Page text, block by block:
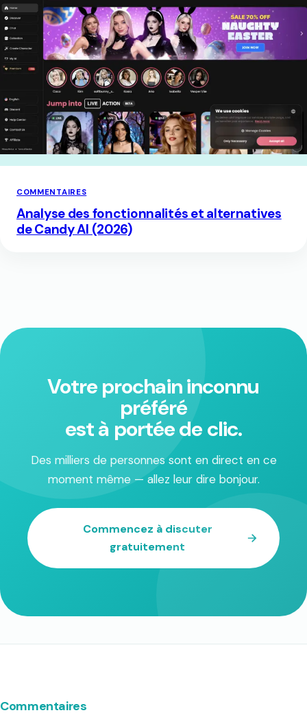
COMMENTAIRES
Analyse des fonctionnalités et alternatives
de Candy AI (2026)
Votre prochain inconnu
préféré
est à portée de clic.
Des milliers de personnes sont en direct en ce
moment même — allez leur dire bonjour.
Commencez à discuter
gratuitement
Commentaires